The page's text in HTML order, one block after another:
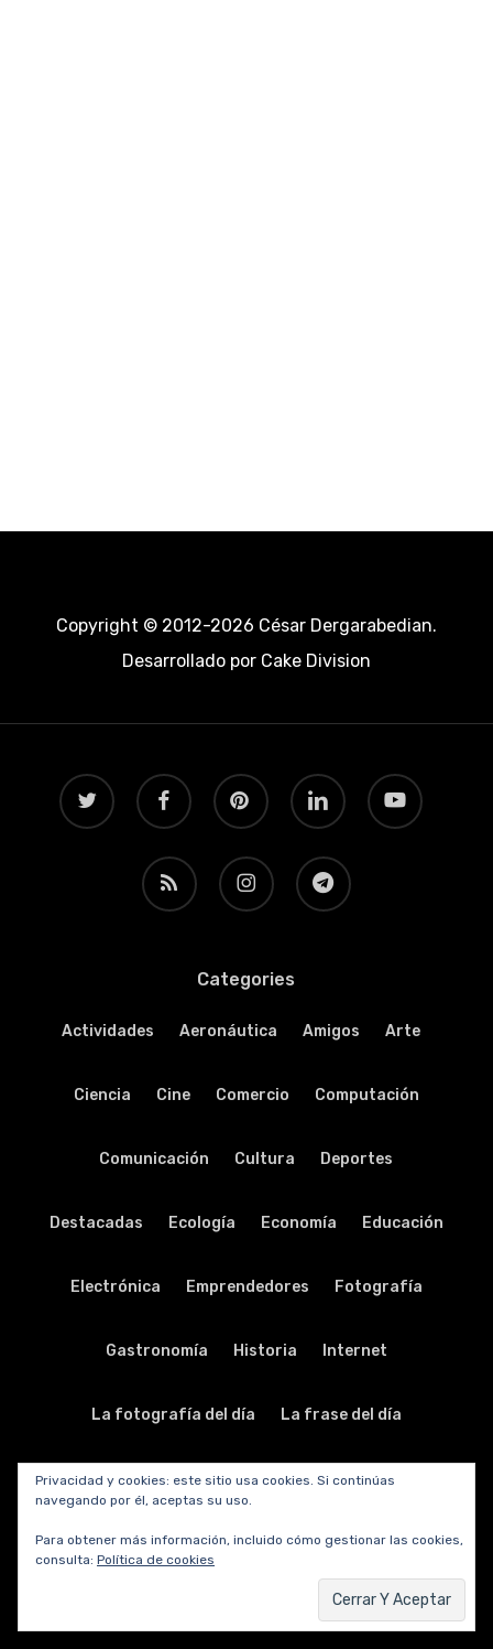
Copyright © 2012-2026 César Dergarabedian.
Desarrollado porCake Division
twitter facebook pinterest linkedin youtube
RSS instagram telegram
Categories
Actividades Aeronáutica Amigos Arte
Ciencia Cine Comercio Computación
Comunicación Cultura Deportes
Destacadas Ecología Economía Educación
Electrónica Emprendedores Fotografía
Gastronomía Historia Internet
La fotografía del día La frase del día
La música del día Legislación Literatura
Música Nodo solidario Periodismo Personal
Relaciones públicas
Privacidad y cookies: este sitio usa cookies. Si continúas
navegando por él, aceptas su uso.
Para obtener más información, incluido cómo gestionar las cookies,
consulta: Política de cookies